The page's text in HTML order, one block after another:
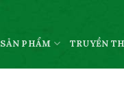
SẢN PHẨM TRUYỀN